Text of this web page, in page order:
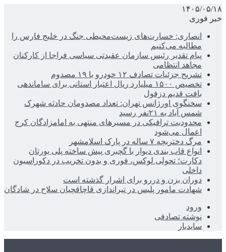
۱۴۰۵/۰۵/۱۸
خبر فوری
انصاری: خسارت‌های زیست‌محیطی جنگ در خلیج فارس را
مطالبه‌ می‌کنیم
پیام تقدیر رئیس سازمان عقیدتی سیاسی فراجا از کارکنان
مجاهد انتظامی
تشریح جزئیات تصادف ۱۲ خودرو با ۱۹ مصدوم
تخصیص ۱۵۰۰ میلیارد ریال اعتبار استانی برای ساماندهی
بافت قدیم دزفول
سخنگوی اورژانس تهران: تعداد مصدومان حادثه شهرک
شمس آباد به ۲۱نفر رسید
محدودیت ترافیکی در مسیرهای منتهی به امامزادگان کرج
اعمال می‌شود
مرگ دختربچه ۷ ساله در پارک اسلامشهر
انواع قاب بندی دیوار با گچبری پیش ساخته پلی یورتان
دکارت؛ تحولی لوکس، فوری و بدون تخریب در دکوراسیون
داخلی
دوران بزن و دررو برای اشرار گذشته است
شهادت مامور پلیس در تیراندازی قاچاقچیان سلاح در شادگان
ورود
نوشته تصادفی
سایدبار